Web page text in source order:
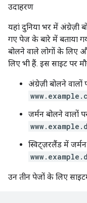
उदाहरण
यहां दुनिया भर में अंग्रेज़ी
गए पेज के बारे में बताया
बोलने वाले लोगों के लिए
लिए भी हैं. इस साइट पर
अंग्रेज़ी बोलने वालों
जर्मन बोलने वालों
स्विट्ज़रलैंड में जर्मन
उन तीन पेजों के लिए